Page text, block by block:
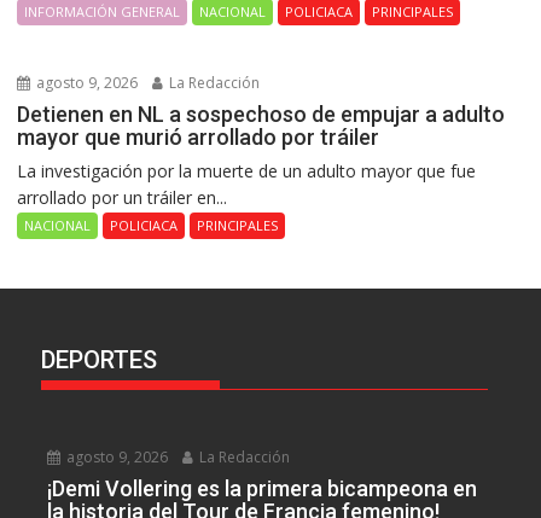
INFORMACIÓN GENERAL NACIONAL POLICIACA PRINCIPALES
agosto 9, 2026 La Redacción
Detienen en NL a sospechoso de empujar a adulto
mayor que murió arrollado por tráiler
La investigación por la muerte de un adulto mayor que fue
arrollado por un tráiler en...
NACIONAL POLICIACA PRINCIPALES
DEPORTES
agosto 9, 2026 La Redacción
¡Demi Vollering es la primera bicampeona en
la historia del Tour de Francia femenino!